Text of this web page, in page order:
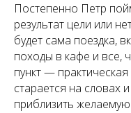
Постепенно Петр
результат цели или
будет сама поездка,
походы в кафе и все,
пункт —
старается на словах
приблизить